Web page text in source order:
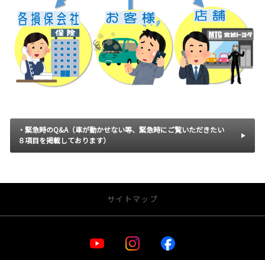
・緊急時のQ&A（車が動かせない等、緊急時にご覧いただきたい
８項目を掲載しております）
サイトマップ